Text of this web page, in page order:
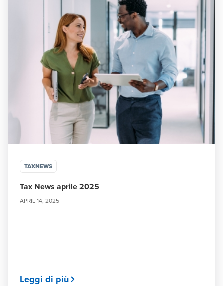
TAXNEWS
Tax News aprile 2025
APRIL 14, 2025
Leggi di più